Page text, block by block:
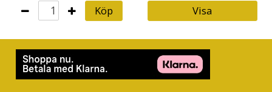
Köp Visa